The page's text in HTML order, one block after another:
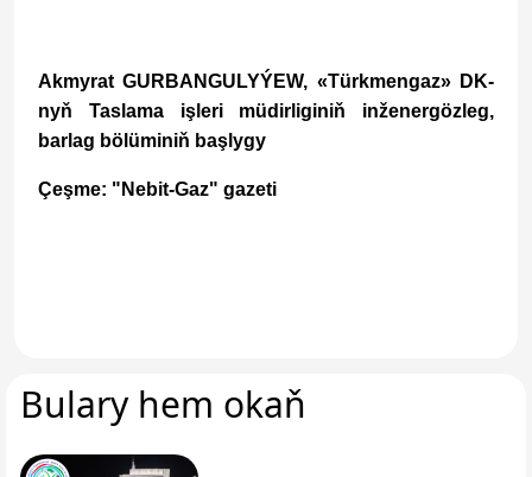
Akmyrat GURBANGULYÝEW, «Türkmengaz» DK-
nyň Taslama işleri müdirliginiň inženergözleg,
barlag bölüminiň başlygy
Çeşme: "Nebit-Gaz" gazeti
Bulary hem okaň